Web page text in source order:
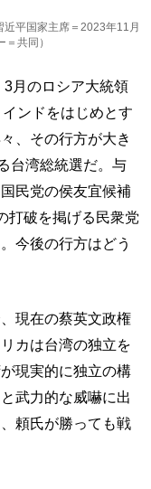
平国家主席＝2023年11月
共同）
月のロシア大統領
ンドをはじめとす
、その行方が大き
台湾総統選だ。与
民党の侯友宜候補
打破を掲げる民衆党
今後の行方はどう
現在の蔡英文政権
カは台湾の独立を
現実的に独立の構
武力的な威嚇に出
頼氏が勝っても戦